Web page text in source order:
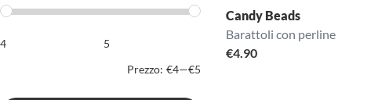
Candy Beads
Barattoli con perline
€4.90
Prezzo: €4—€5